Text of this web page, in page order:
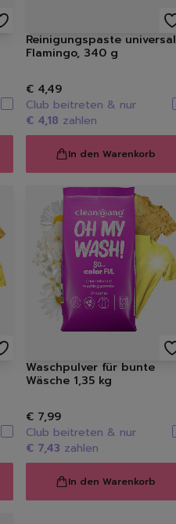
Reinigungspaste universal
Flamingo, 340 g
€ 4,49
Club beitreten & nur
€ 4,18 zahlen
In den Warenkorb
Waschpulver für bunte
Wäsche 1,35 kg
€ 7,99
Club beitreten & nur
€ 7,43 zahlen
In den Warenkorb